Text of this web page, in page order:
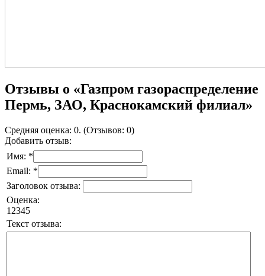
Отзывы о «Газпром газораспределение
Пермь, ЗАО, Краснокамский филиал»
Средняя оценка: 0. (Отзывов: 0)
Добавить отзыв:
Имя: *
Email: *
Заголовок отзыва:
Оценка:
1 2345
Текст отзыва: